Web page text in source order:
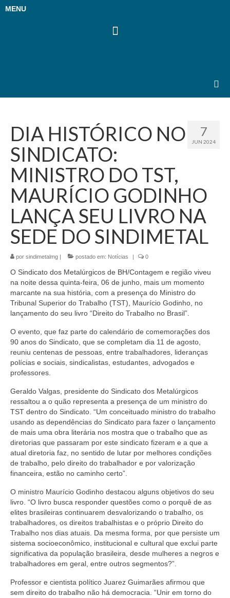
MENU
7
JUN 2024
DIA HISTÓRICO NO
SINDICATO:
MINISTRO DO TST,
MAURÍCIO GODINHO
LANÇA SEU LIVRO NA
SEDE DO SINDIMETAL
por sindimetalmg | postado em: Notícias | 0
O Sindicato dos Metalúrgicos de BH/Contagem e região viveu
na noite dessa quinta-feira, 06 de junho, mais um momento
marcante na sua história, com a presença do Ministro do
Tribunal Superior do Trabalho (TST), Maurício Godinho, no
lançamento do seu livro “Direito do Trabalho no Brasil”.
O evento, que faz parte do calendário de comemorações dos
90 anos do Sindicato, que se completam dia 11 de agosto,
reuniu centenas de pessoas, entre trabalhadores, lideranças
polícias e sociais, sindicalistas, estudantes, advogados e
professores.
Geraldo Valgas, presidente do Sindicato dos Metalúrgicos
ressaltou a o quão representa a presença de um ministro do
TST dentro do Sindicato. “Um conceituado ministro do trabalho
usando as dependências do Sindicato para fazer o lançamento
de mais uma obra literária nos mostra que o trabalho que as
diretorias que passaram por este sindicato fizeram e a que a
atual diretoria faz, no sentido de lutar por melhores condições
de trabalho, pelo direito do trabalhador e por valorização
financeira, estão no caminho certo”.
O ministro Maurício Godinho destacou alguns objetivos do seu
livro. “O livro busca responder questões como o porquê de as
elites brasileiras continuarem desvalorizando o trabalho, os
trabalhadores, os direitos trabalhistas e o próprio Direito do
Trabalho nos dias atuais. Da mesma forma, por que persiste um
sistema socioeconômico, institucional e cultural que exclui parte
significativa da população brasileira, desde mulheres a negros e
trabalhadores em geral, entre outros segmentos?”.
Professor e cientista político Juarez Guimarães afirmou que
sem direito do trabalho não há democracia. “Unir em torno do